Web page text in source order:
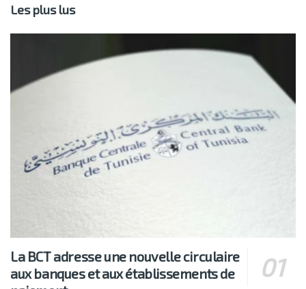
Les plus lus
La BCT adresse une nouvelle circulaire
aux banques et aux établissements de